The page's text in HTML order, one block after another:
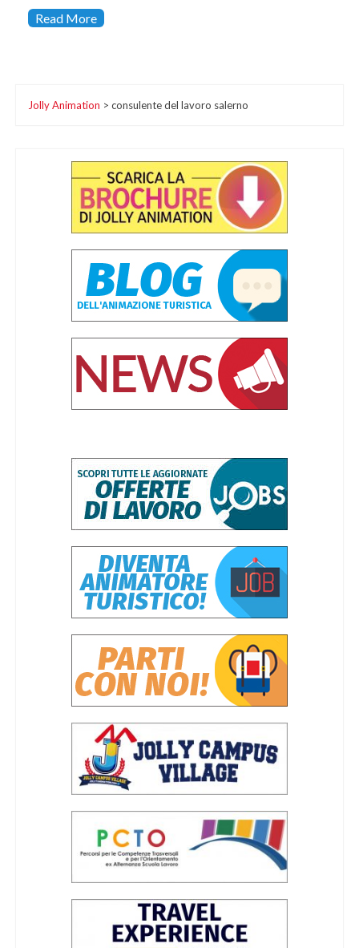
Read More
Jolly Animation > consulente del lavoro salerno